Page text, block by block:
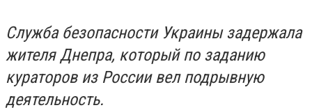
Служба безопасности Украины задержала
жителя Днепра, который по заданию
кураторов из России вел подрывную
деятельность.